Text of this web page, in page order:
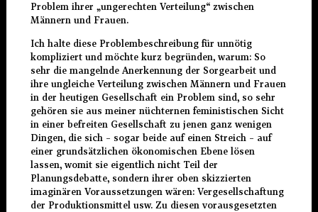
Problem ihrer „ungerechten Verteilung“ zwischen
Männern und Frauen.
Ich halte diese Problembeschreibung für unnötig
kompliziert und möchte kurz begründen, warum: So
sehr die mangelnde Anerkennung der Sorgearbeit und
ihre ungleiche Verteilung zwischen Männern und Frauen
in der heutigen Gesellschaft ein Problem sind, so sehr
gehören sie aus meiner nüchternen feministischen Sicht
in einer befreiten Gesellschaft zu jenen ganz wenigen
Dingen, die sich – sogar beide auf einen Streich – auf
einer grundsätzlichen ökonomischen Ebene lösen
lassen, womit sie eigentlich nicht Teil der
Planungsdebatte, sondern ihrer oben skizzierten
imaginären Voraussetzungen wären: Vergesellschaftung
der Produktionsmittel usw. Zu diesen vorausgesetzten